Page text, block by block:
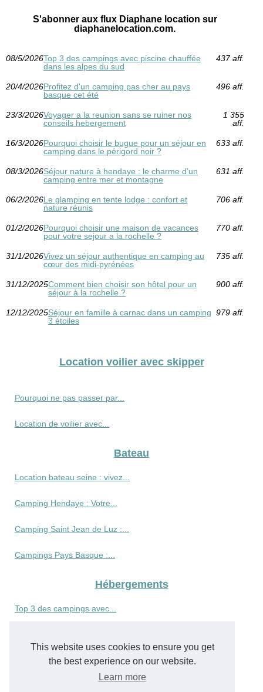
This website uses cookies to ensure you get
the best experience on our website.
Learn more
S'abonner aux flux Diaphane location sur
diaphanelocation.com.
08/5/2026Top 3 des campings avec piscine chauffée
dans les alpes du sud
437 aff.
20/4/2026Profitez d'un camping pas cher au pays
basque cet été
496 aff.
23/3/2026Voyager a la reunion sans se ruiner nos
conseils hebergement
1 355
aff.
16/3/2026Pourquoi choisir le bugue pour un séjour en
camping dans le périgord noir ?
633 aff.
08/3/2026Séjour nature à hendaye : le charme d’un
camping entre mer et montagne
631 aff.
06/2/2026Le glamping en tente lodge : confort et
nature réunis
706 aff.
01/2/2026Pourquoi choisir une maison de vacances
pour votre sejour a la rochelle ?
770 aff.
31/1/2026Vivez un séjour authentique en camping au
cœur des midi-pyrénées
735 aff.
31/12/2025Comment bien choisir son hôtel pour un
séjour à la rochelle ?
900 aff.
12/12/2025Séjour en famille à carnac dans un camping
3 étoiles
979 aff.
Location voilier avec skipper
Pourquoi ne pas passer par...
Location de voilier avec...
Bateau
Location bateau seine : vivez...
Camping Hendaye : Votre...
Camping Saint Jean de Luz :...
Campings Pays Basque :...
Hébergements
Top 3 des campings avec...
Voyager a la reunion sans se...